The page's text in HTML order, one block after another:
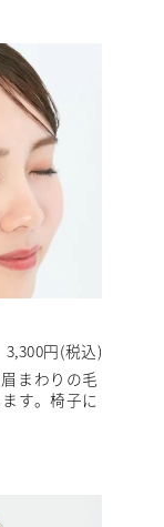
3,300円(税込)
まわりの毛
す。椅子に